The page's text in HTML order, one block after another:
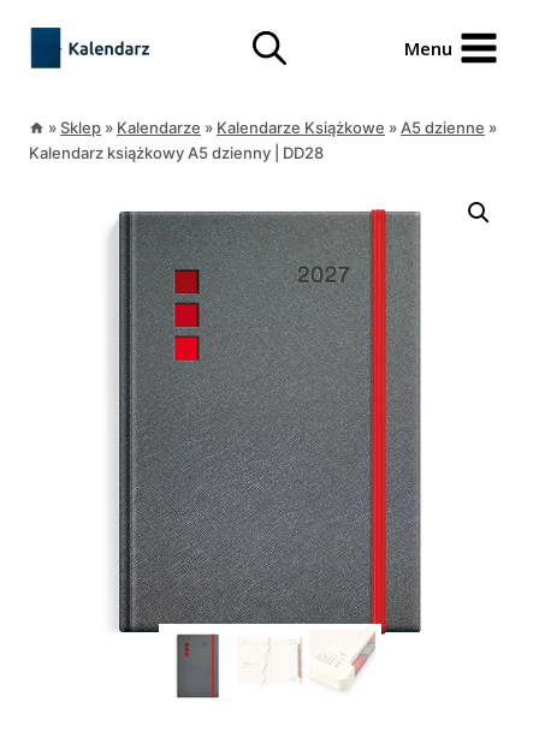
treści
treści
Menu
»Sklep » Kalendarze » Kalendarze Książkowe »A5 dzienne »
Kalendarz książkowy A5 dzienny | DD28